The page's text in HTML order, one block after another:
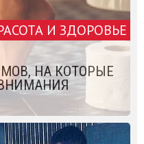
И ЗДОРОВЬЕ
НА КОТОРЫЕ